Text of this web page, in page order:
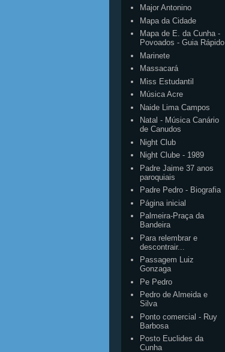
Major Antonino
Mapa da Cidade
Mapa de E. da Cunha -
Povoados - Guia Rápido
Marinete
Massacará
Miss Estudantil
Música Acre
Naide Lima Campos
Natal - Música Canário
de Canudos
Night Club
Night Clube - 1989
Padre Jaime 37 anos
paroquiais
Padre Pedro - Biografia
Página inicial
Palmeira-Praça da
Bandeira
Para relembrar e
descontrair...
Passagem Luiz
Gonzaga
Pe Pedro
Pedro de Almeida e
Silva
Ponto comercial - Ruy
Barbosa
Posto Euclides da
Cunha